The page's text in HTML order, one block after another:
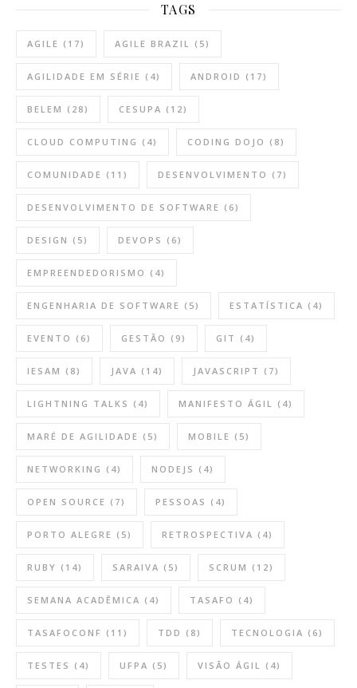
TAGS
AGILE (17) AGILE BRAZIL (5)
AGILIDADE EM SÉRIE (4) ANDROID (17)
BELEM (28) CESUPA (12)
CLOUD COMPUTING (4) CODING DOJO (8)
COMUNIDADE (11) DESENVOLVIMENTO (7)
DESENVOLVIMENTO DE SOFTWARE (6)
DESIGN (5) DEVOPS (6)
EMPREENDEDORISMO (4)
ENGENHARIA DE SOFTWARE (5) ESTATÍSTICA (4)
EVENTO (6) GESTÃO (9) GIT (4)
IESAM (8) JAVA (14) JAVASCRIPT (7)
LIGHTNING TALKS (4) MANIFESTO ÁGIL (4)
MARÉ DE AGILIDADE (5) MOBILE (5)
NETWORKING (4) NODEJS (4)
OPEN SOURCE (7) PESSOAS (4)
PORTO ALEGRE (5) RETROSPECTIVA (4)
RUBY (14) SARAIVA (5) SCRUM (12)
SEMANA ACADÊMICA (4) TASAFO (4)
TASAFOCONF (11) TDD (8) TECNOLOGIA (6)
TESTES (4) UFPA (5) VISÃO ÁGIL (4)